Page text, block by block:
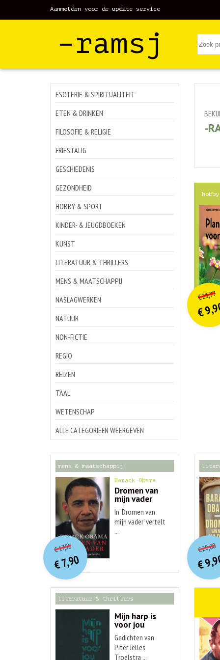
Aanmelden voor de update service
–ramsj
ESOTERIE & SPIRITUALITEIT
ETEN & DRINKEN
FILOSOFIE & RELIGIE
FRIESTALIG
GESCHIEDENIS
GEZONDHEID
HOBBY & SPORT
KINDER- & JEUGDBOEKEN
KUNST
LITERATUUR & THRILLERS
MENS & MAATSCHAPPIJ
NASLAGWERKEN
NATUUR
NON-FICTIE
REGIO
REIZEN
TAAL
WETENSCHAP
ALLE CATEGORIEËN WEERGEVEN
-
€21,99
€
mens & maatschappij
Barack Obama
Dromen van
mijn vader
In ‘Dromen van
mijn vader’ vertelt
...
€17,50O
orspr
onkelijke
prijs
was:
€ 17,50.
€7,90
Huidige
prijs
is:
€ 7,90.
€20,00
€
literatuur & thrillers
Mijn harp is
voor jou
Gedichten van
Piter Jelles
Troelstra ...